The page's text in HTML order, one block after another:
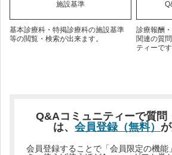
施設基準
基本診療科・特掲診療科の施設基準
等の閲覧・検索が出来ます。
診療報酬
関連の質
ティーです
Q&Aコミュニティーで質問
は、 会員登録（無料）
会員登録することで「会員限定の機能